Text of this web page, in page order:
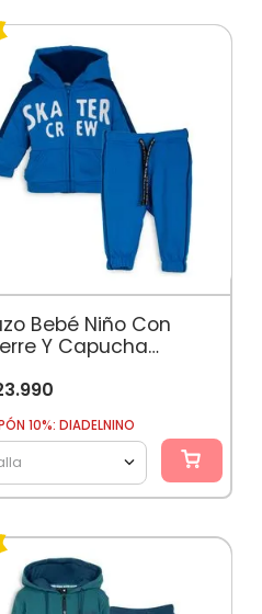
Bebé Niño Con
Y Capucha
.990
10%: DIADELNINO